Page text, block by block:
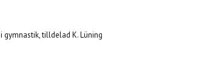
tilldelad K. Lüning